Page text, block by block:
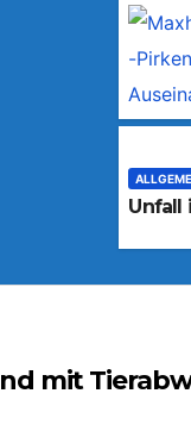
Unfall
mit